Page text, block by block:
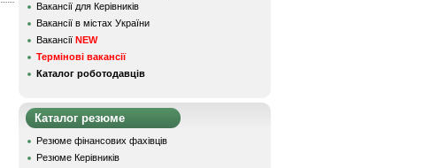
Вакансії для Керівників
Вакансії в містах України
Вакансії NEW
Термінові вакансії
Каталог роботодавців
Каталог резюме
Резюме фінансових фахівців
Резюме Керівників